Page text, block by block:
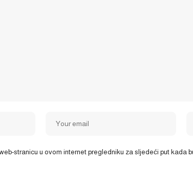
stranicu u ovom internet pregledniku za sljedeći put kada